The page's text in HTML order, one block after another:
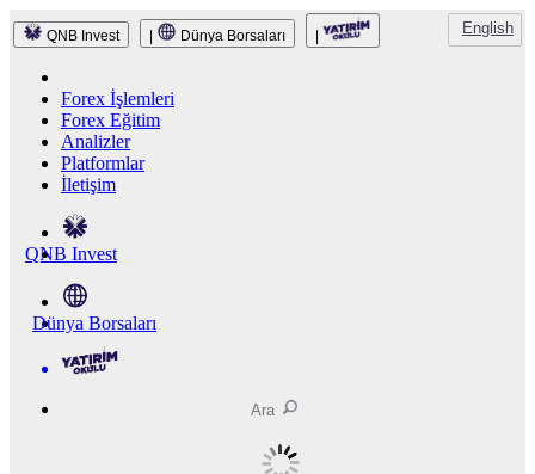
QNB Invest Dünya Borsaları English
Forex İşlemleri
Forex Eğitim
Analizler
Platformlar
İletişim
QNB Invest
Dünya Borsaları